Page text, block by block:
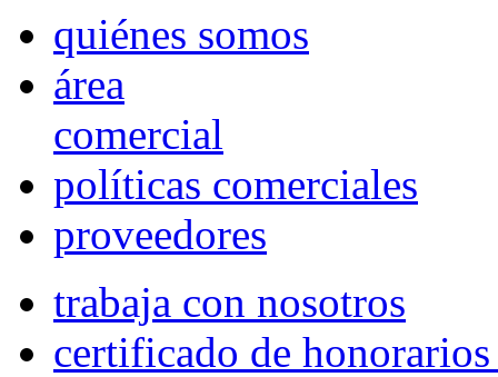
quiénes somos
área
comercial
políticas comerciales
proveedores
trabaja con nosotros
certificado de